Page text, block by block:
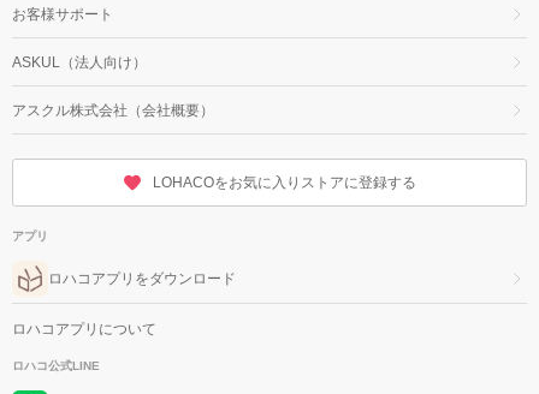
お客様サポート
ASKUL（法人向け）
アスクル株式会社（会社概要）
LOHACOをお気に入りストアに登録する
アプリ
ロハコアプリをダウンロード
ロハコアプリについて
ロハコ公式LINE